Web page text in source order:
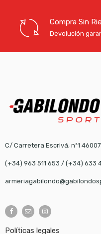
Compra Sin
Devolución
C/ Carretera Escrivá, nº1
(+34) 963 511 653 / (+34) 633
Políticas legales